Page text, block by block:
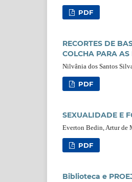
PDF
RECORTES DE
COLCHA PARA AS
Nilvânia dos Santos
PDF
SEXUALIDADE E
Everton Bedin, Artur de
PDF
Biblioteca e